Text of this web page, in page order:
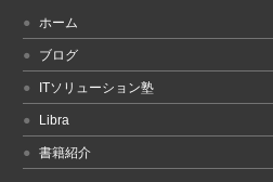
ホーム
ブログ
ITソリューション塾
Libra
書籍紹介